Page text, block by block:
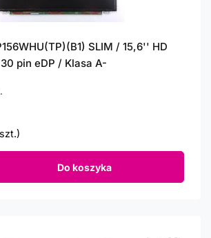
SLIM / 15,6'' HD
pin eDP / Klasa A-
Do koszyka